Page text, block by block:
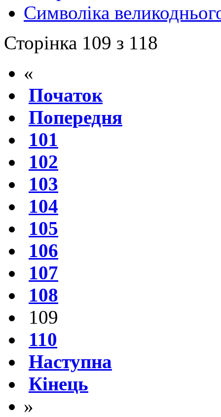
Символіка
Сторінка 109 з 118
«
Початок
Попередня
101
102
103
104
105
106
107
108
109
110
Наступна
Кінець
»